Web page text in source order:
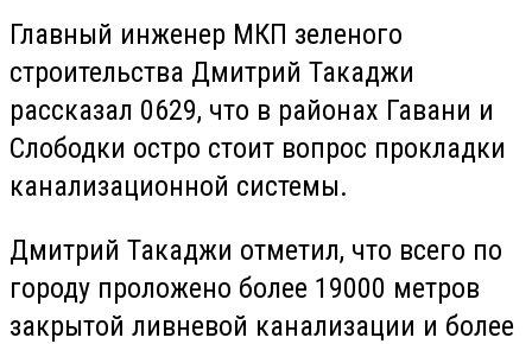
Главный инженер МКП зеленого
строительства Дмитрий Такаджи
рассказал 0629, что в районах Гавани и
Слободки остро стоит вопрос прокладки
канализационной системы.
Дмитрий Такаджи отметил, что всего по
городу проложено более 19000 метров
закрытой ливневой канализации и более